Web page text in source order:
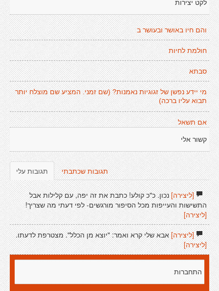
לקט יצירות
והם חיו באושר ובעושר ב
חולמת לחיות
סבתא
מי יידע נפשן של זגוגיות נאמנות? (שם זמני. המציע שם מוצלח יותר
תבוא עליו ברכה)
אם תשאל
קשור אלי
תגובות עלי תגובות שכתבתי
[ליצירה]נכון. כ"כ קולע! כתבת את זה יפה, עם קלילות אבל
התשישות והעייפות מכל הסיפור מורגשים- לפי דעתי מה שצריך!
[ליצירה]
[ליצירה]אבא שלי קרא ואמר: "יוצא מן הכלל". מצטרפת לדעתו.
[ליצירה]
התחברות